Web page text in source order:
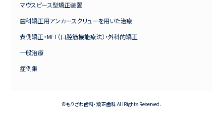
マウスピース型矯正装置
歯科矯正用アンカースクリューを用いた治療
表側矯正・MFT（口腔筋機能療法）・外科的矯正
一般治療
症例集
©もりざわ歯科・矯正歯科 All Rights Reserved.